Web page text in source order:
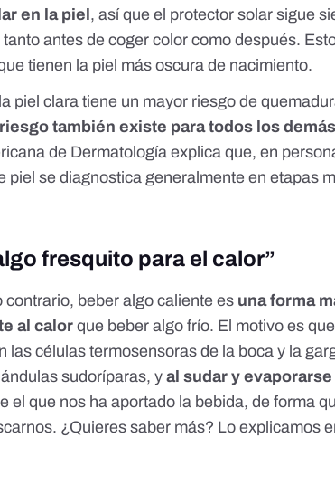
en la piel , así que el protector solar sigue
antes de coger color como después.
tienen la piel más oscura de nacimiento.
piel clara tiene un mayor riesgo de
también existe para todos los demás
de Dermatología explica que, en
piel se diagnostica generalmente en etapas
fresquito para el calor”
beber algo caliente es una forma
al calor que beber algo frío. El motivo es
las células termosensoras de la boca y la
sudoríparas, yal sudar y
el que nos ha aportado la bebida, de forma
¿Quieres saber más? Lo explicamos